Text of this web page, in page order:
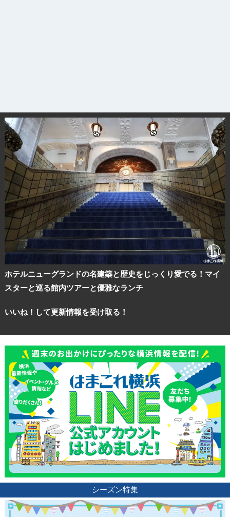
ホテルニューグランドの名建築と歴史をじっくり愛でる！マイ
スターと巡る館内ツアーと優雅なランチ
いいね！して更新情報を受け取る！
シーズン特集